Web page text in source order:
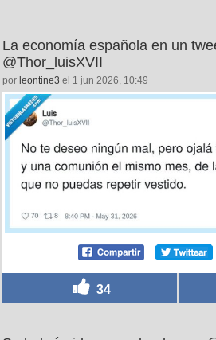
La economía española en un
@Thor_luisXVII
por leontine3 el 1 jun 2026, 10:49
34